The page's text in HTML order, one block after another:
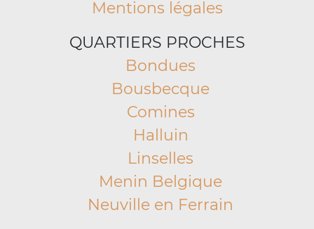
Mentions légales
QUARTIERS PROCHES
Bondues
Bousbecque
Comines
Halluin
Linselles
Menin Belgique
Neuville en Ferrain